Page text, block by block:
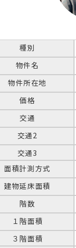
種別
物件名
物件所在地
価格
交通
交通2
交通3
面積計測方式
建物延床面積
階数
１階面積
３階面積